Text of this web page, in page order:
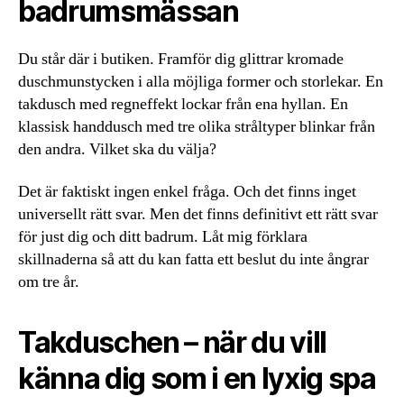
badrumsmässan
Du står där i butiken. Framför dig glittrar kromade
duschmunstycken i alla möjliga former och storlekar. En
takdusch med regneffekt lockar från ena hyllan. En
klassisk handdusch med tre olika stråltyper blinkar från
den andra. Vilket ska du välja?
Det är faktiskt ingen enkel fråga. Och det finns inget
universellt rätt svar. Men det finns definitivt ett rätt svar
för just dig och ditt badrum. Låt mig förklara
skillnaderna så att du kan fatta ett beslut du inte ångrar
om tre år.
Takduschen – när du vill
känna dig som i en lyxig spa